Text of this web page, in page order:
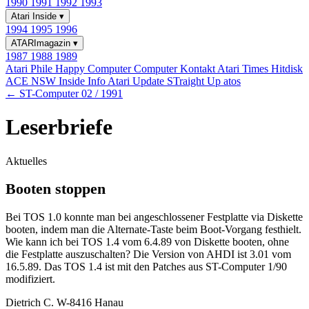
1990 1991 1992 1993
Atari Inside ▾
1994 1995 1996
ATARImagazin ▾
1987 1988 1989
Atari Phile Happy ComputerComputer Kontakt Atari Times Hitdisk
ACE NSW Inside Info Atari Update STraight Up atos
← ST-Computer 02 / 1991
Leserbriefe
Aktuelles
Booten stoppen
Bei TOS 1.0 konnte man bei angeschlossener Festplatte via Diskette
booten, indem man die Alternate-Taste beim Boot-Vorgang festhielt.
Wie kann ich bei TOS 1.4 vom 6.4.89 von Diskette booten, ohne
die Festplatte auszuschalten? Die Version von AHDI ist 3.01 vom
16.5.89. Das TOS 1.4 ist mit den Patches aus ST-Computer 1/90
modifiziert.
Dietrich C. W-8416 Hanau